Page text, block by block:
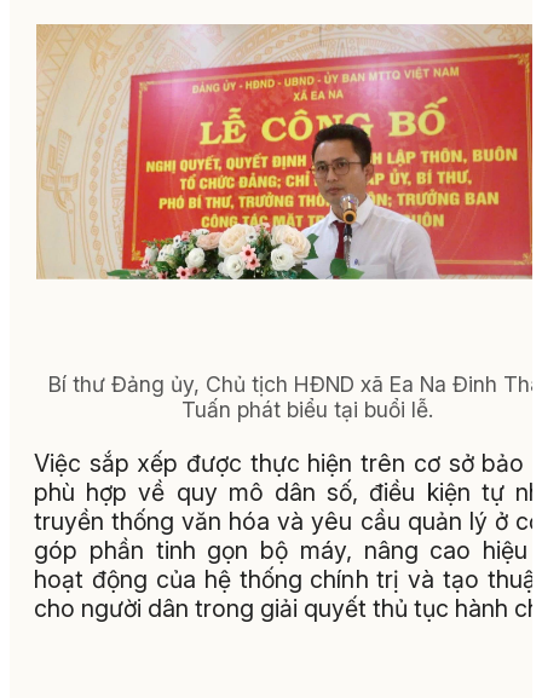
Bí thư Đảng ủy, Chủ tịch HĐND xã Ea Na Đinh
Tuấn phát biểu tại buổi lễ.
Việc sắp xếp được thực hiện trên cơ sở bảo
phù hợp về quy mô dân số, điều kiện tự
truyền thống văn hóa và yêu cầu quản lý ở
góp phần tinh gọn bộ máy, nâng cao hiệu
hoạt động của hệ thống chính trị và tạo
cho người dân trong giải quyết thủ tục hành